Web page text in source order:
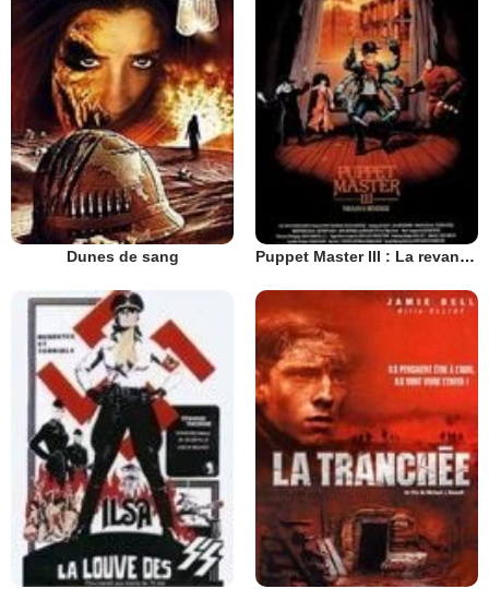
Dunes de sang Puppet Master III : La revanche de Toulon